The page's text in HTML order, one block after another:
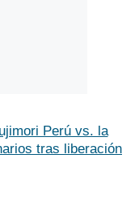
Perú vs. la
tras liberación